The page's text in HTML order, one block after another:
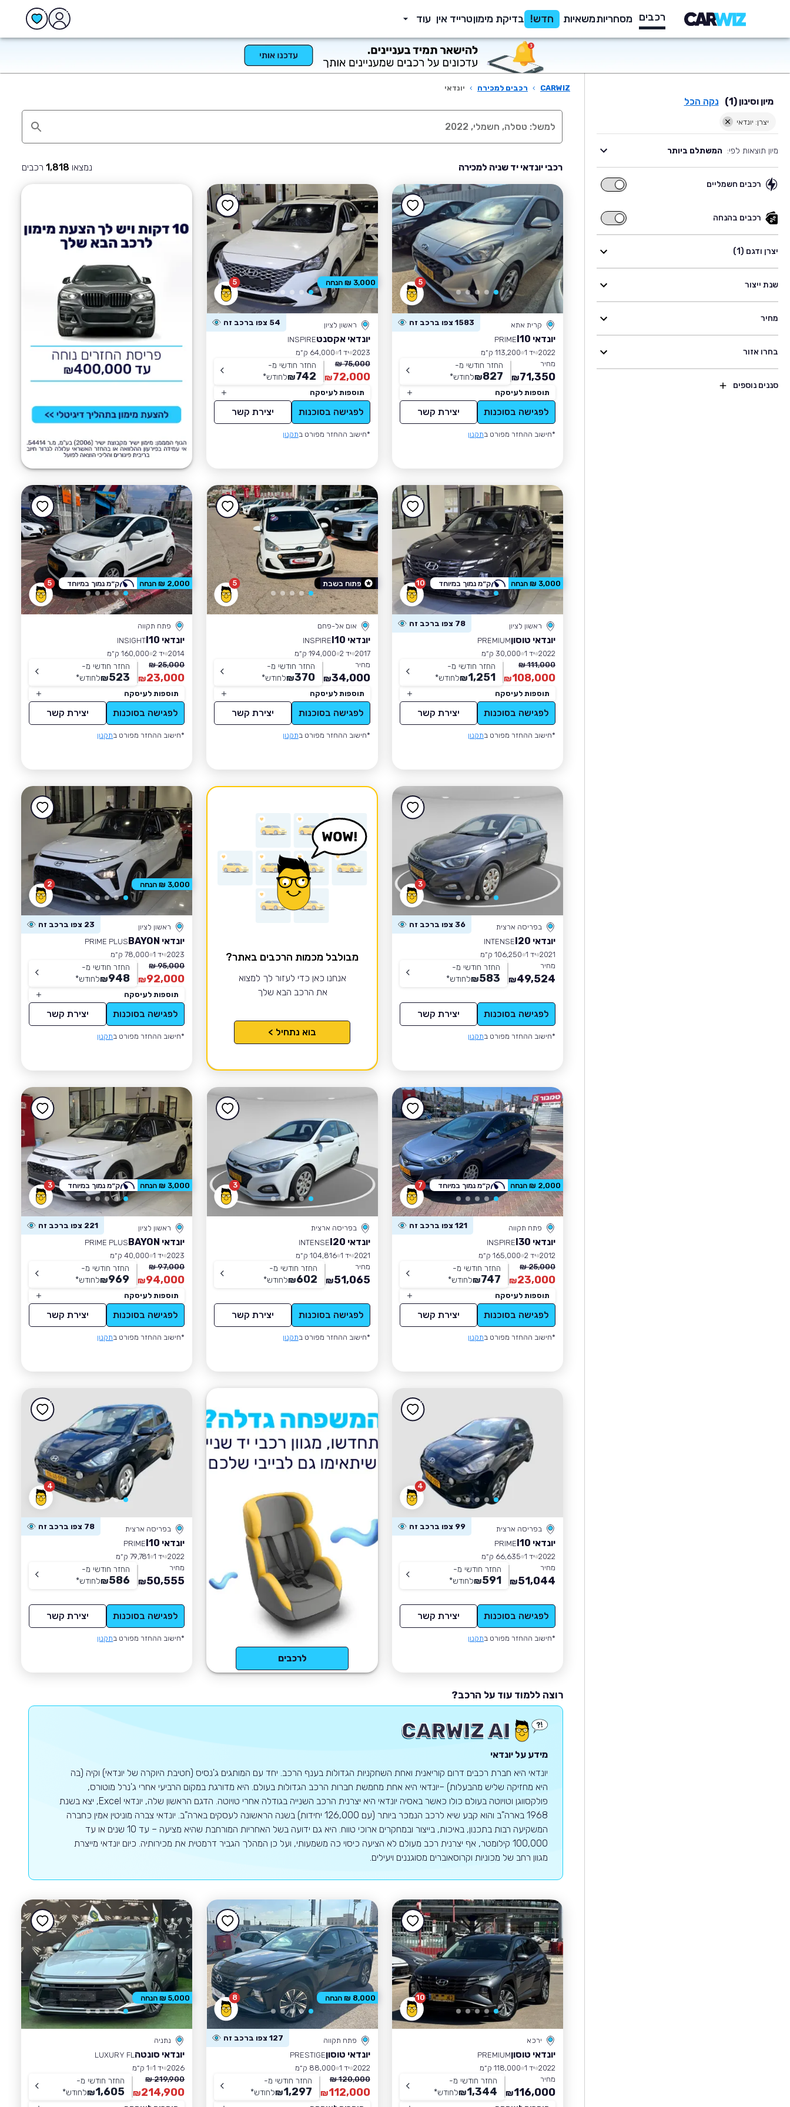
רכבים מסחריותמשאיות חדש! בדיקת מימוןטרייד אין עוד
מיון וסינון (1) נקה הכל
יצרן: יונדאי
מיון תוצאות לפי: המשתלם ביותר
רכבים חשמליים
רכבים
רכבים בהנחה
רכבים
בהנחה
יצרן ודגם (1)
שנת ייצור
מחיר
בחרו אזור
סננים נוספים
CARWIZ
› רכבים למכירה › יונדאי
רכבי יונדאי יד שניה למכירה נמצאו 1,818 רכבים
5
קרית אתא 1583 צפו ברכב זה
יונדאי I10
PRIME
2022 יד 1
113,200 ק״מ
מחיר
71,350
₪
החזר חודשי מ-
827
₪לחודש*
תוספות לעיסקה
לפגישה בסוכנות יצירת קשר
*חישוב ההחזר מפורט בתקנון
5
ראשון לציון 54 צפו ברכב זה
יונדאי אקסנטINSPIRE
2023 יד 1
64,000 ק״מ
75,000 ₪
72,000
₪
החזר חודשי מ-
742
₪לחודש*
תוספות לעיסקה
לפגישה בסוכנות יצירת קשר
*חישוב ההחזר מפורט בתקנון
3,000 ₪ הנחה
10
ראשון לציון 78 צפו ברכב זה
יונדאי טוסוןPREMIUM
2022 יד 1
30,000 ק״מ
111,000 ₪
108,000
₪
החזר חודשי מ-
1,251
₪לחודש*
תוספות לעיסקה
לפגישה בסוכנות יצירת קשר
*חישוב ההחזר מפורט בתקנון
3,000 ₪ הנחה ק״מ נמוך במיוחד 5
אום אל-פחם
יונדאי I10
INSPIRE
2017 יד 2
194,000 ק״מ
מחיר
34,000
₪
החזר חודשי מ-
370
₪לחודש*
תוספות לעיסקה
לפגישה בסוכנות יצירת קשר
*חישוב ההחזר מפורט בתקנון
פתוח בשבת 5
פתח תקווה
יונדאי I10
INSIGHT
2014 יד 2
160,000 ק״מ
25,000 ₪
23,000
₪
החזר חודשי מ-
523
₪לחודש*
תוספות לעיסקה
לפגישה בסוכנות יצירת קשר
*חישוב ההחזר מפורט בתקנון
2,000 ₪ הנחה ק״מ נמוך במיוחד
3
בפריסה ארצית 36 צפו ברכב זה
יונדאי I20
INTENSE
2021 יד 1
106,250 ק״מ
מחיר
49,524
₪
החזר חודשי מ-
583
₪לחודש*
לפגישה בסוכנות יצירת קשר
*חישוב ההחזר מפורט בתקנון
מבולבל מכמות הרכבים באתר?
אנחנו כאן כדי לעזור לך למצוא
את הרכב הבא שלך
בוא נתחיל >
2
ראשון לציון 23 צפו ברכב זה
יונדאי BAYON
PRIME PLUS
2023 יד 1
78,000 ק״מ
95,000 ₪
92,000
₪
החזר חודשי מ-
948
₪לחודש*
תוספות לעיסקה
לפגישה בסוכנות יצירת קשר
*חישוב ההחזר מפורט בתקנון
3,000 ₪ הנחה
7
פתח תקווה 121 צפו ברכב זה
יונדאי I30
INSPIRE
2012 יד 2
165,000 ק״מ
25,000 ₪
23,000
₪
החזר חודשי מ-
747
₪לחודש*
תוספות לעיסקה
לפגישה בסוכנות יצירת קשר
*חישוב ההחזר מפורט בתקנון
2,000 ₪ הנחה ק״מ נמוך במיוחד 3
בפריסה ארצית
יונדאי I20
INTENSE
2021 יד 1
104,816 ק״מ
מחיר
51,065
₪
החזר חודשי מ-
602
₪לחודש*
לפגישה בסוכנות יצירת קשר
*חישוב ההחזר מפורט בתקנון
3
ראשון לציון 221 צפו ברכב זה
יונדאי BAYON
PRIME PLUS
2023 יד 1
40,000 ק״מ
97,000 ₪
94,000
₪
החזר חודשי מ-
969
₪לחודש*
תוספות לעיסקה
לפגישה בסוכנות יצירת קשר
*חישוב ההחזר מפורט בתקנון
3,000 ₪ הנחה ק״מ נמוך במיוחד
4
בפריסה ארצית 99 צפו ברכב זה
יונדאי I10
PRIME
2022 יד 1
66,635 ק״מ
מחיר
51,044
₪
החזר חודשי מ-
591
₪לחודש*
לפגישה בסוכנות יצירת קשר
*חישוב ההחזר מפורט בתקנון
לרכבים
4
בפריסה ארצית 78 צפו ברכב זה
יונדאי I10
PRIME
2022 יד 1
79,781 ק״מ
מחיר
50,555
₪
החזר חודשי מ-
586
₪לחודש*
לפגישה בסוכנות יצירת קשר
*חישוב ההחזר מפורט בתקנון
רוצה ללמוד עוד על הרכב?
מידע על יונדאי
יונדאי היא חברת רכבים דרום קוריאנית ואחת השחקניות הגדולות בענף הרכב. יחד עם המותגים ג'נסיס (חטיבת היוקרה של יונדאי) וקיה (בה
היא מחזיקה שליש מהבעלות) –יונדאי היא אחת מחמשת חברות הרכב הגדולות בעולם. היא מדורגת במקום הרביעי אחרי ג'נרל מוטורס,
פולקסווגן וטויוטה בעולם כולו כאשר באסיה יונדאי היא יצרנית הרכב השנייה בגודלה אחרי טויוטה. הדגם הראשון שלה, יונדאי Excel, יצא בשנת
1968 בארה"ב והוא קבע שיא לרכב הנמכר ביותר (עם 126,000 יחידות) בשנה הראשונה לעסקים בארה"ב. יונדאי צברה מוניטין אמין כחברה
המשקיעה רבות בתכנון, באיכות, בייצור ובמחקרים ארוכי טווח. היא גם ידועה בשל האחריות המורחבת שהיא מציעה – עד 10 שנים או עד
100,000 קילומטר, אף יצרנית רכב מעולם לא הציעה כיסוי כה משמעותי, ועל כן המהלך הגביר דרמטית את מכירותיה. כיום יונדאי מייצרת
מגוון רחב של מכוניות וקרוסאוברים מסוגננים ויעילים.
10
ירכא
יונדאי טוסוןPREMIUM
2022 יד 1
118,000 ק״מ
מחיר
116,000
₪
החזר חודשי מ-
1,344
₪לחודש*
8
פתח תקווה 127 צפו ברכב זה
יונדאי טוסוןPRESTIGE
2022 יד 1
88,000 ק״מ
120,000 ₪
112,000
₪
החזר חודשי מ-
1,297
₪לחודש*
8,000 ₪ הנחה
נתניה
יונדאי סונטה LUXURY FL
2026 יד 1
1 ק״מ
219,900 ₪
214,900
₪
החזר חודשי מ-
1,605
₪לחודש*
5,000 ₪ הנחה